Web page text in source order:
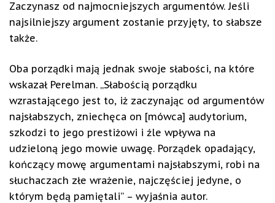
Zaczynasz od najmocniejszych argumentów. Jeśli
najsilniejszy argument zostanie przyjęty, to słabsze
także.
Oba porządki mają jednak swoje słabości, na które
wskazał Perelman. „Słabością porządku
wzrastającego jest to, iż zaczynając od argumentów
najsłabszych, zniechęca on [mówca] audytorium,
szkodzi to jego prestiżowi i źle wpływa na
udzieloną jego mowie uwagę. Porządek opadający,
kończący mowę argumentami najsłabszymi, robi na
słuchaczach złe wrażenie, najczęściej jedyne, o
którym będą pamiętali” – wyjaśnia autor.